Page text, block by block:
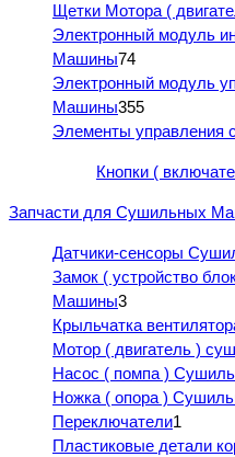
Щетки Мотора (
Электронный модуль
Машины74
Электронный модуль
Машины355
Элементы управления
Кнопки (
Запчасти для Сушильных
Датчики-сенсоры
Замок ( устройство
Машины3
Крыльчатка
Мотор ( двигатель )
Насос ( помпа )
Ножка ( опора )
Переключатели1
Пластиковые детали